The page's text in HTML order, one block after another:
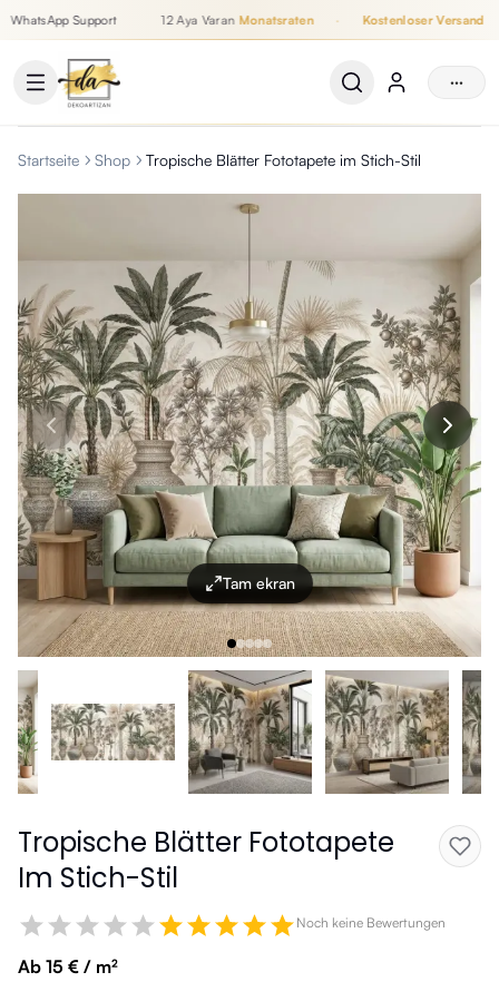
WhatsApp Support 12 Aya Varan Monatsraten Kostenloser Versand
···
Startseite Shop Tropische Blätter Fototapete im Stich-Stil
Tam ekran
Tropische Blätter Fototapete
Im Stich-Stil
Noch keine Bewertungen
Ab 15 € / m²